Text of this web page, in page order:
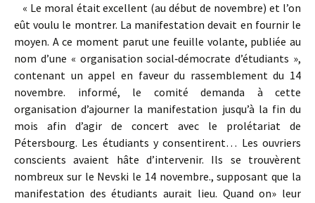
« Le moral était excellent (au début de novembre) et l’on
eût voulu le montrer. La manifestation devait en fournir le
moyen. A ce moment parut une feuille volante, publiée au
nom d’une « organisation social‑démocrate d’étudiants »,
contenant un appel en faveur du rassemblement du 14
novembre. informé, le comité demanda à cette
organisation d’ajourner la manifestation jusqu’à la fin du
mois afin d’agir de concert avec le prolétariat de
Pétersbourg. Les étudiants y consentirent… Les ouvriers
conscients avaient hâte d’intervenir. Ils se trouvèrent
nombreux sur le Nevski le 14 novembre., supposant que la
manifestation des étudiants aurait lieu. Quand on» leur